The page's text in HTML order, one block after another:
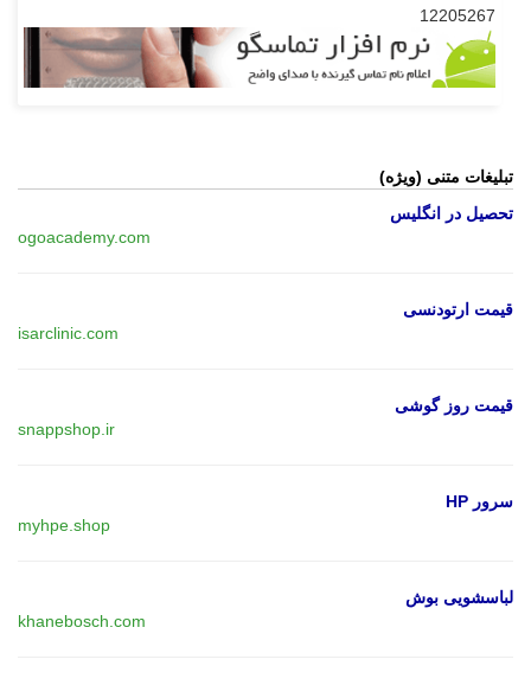
12205267
تبلیغات متنی (ویژه)
تحصیل در انگلیس
ogoacademy.com
قیمت ارتودنسی
isarclinic.com
قیمت روز گوشی
snappshop.ir
سرور HP
myhpe.shop
لباسشویی بوش
khanebosch.com